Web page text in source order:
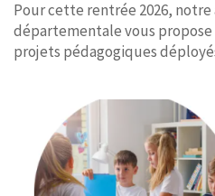
Pour cette rentrée 2026, notre
départementale vous
projets pédagogiques